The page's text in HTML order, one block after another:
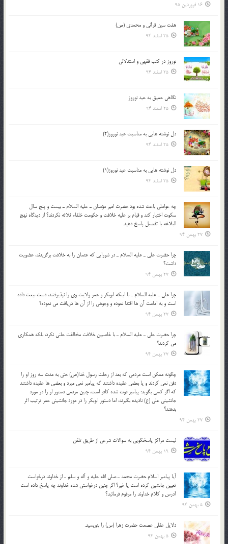
16 فروردین 95
هفت سین قرآنی و محمدی (ص)
25 اسفند 94
نوروز در كتب فقهى و استدلالى‏
25 اسفند 94
نگاهى عميق به عيد نوروز
25 اسفند 94
دل نوشته هایی به مناسبت عید نوروز(2)
25 اسفند 94
دل نوشته هایی به مناسبت عید نوروز(1)
25 اسفند 94
چه عواملي باعث شده بود حضرت امير مؤمنان ـ عليه السلام ـ بيست و پنج سال
سکوت اختيار کند و قيام بر عليه خلافت و حکومت خلفاء ثلاثه نکردند؟ از ديدگاه نهج
البلاغه با تفصيل پاسخ دهيد.
27 بهمن 94
چرا حضرت علي ـ عليه السلام ـ در شورايي كه عثمان را به خلافت برگزيدند، عضويت
داشت؟
27 بهمن 94
چرا علي ـ عليه السلام ـ با اينكه ابوبكر و عمر ولايت وي را نپذيرفتند، دست بيعت داده
است و به امامت آن ها اقتدا نموده و وجوهي را از آن ها دريافت مي نموده؟
27 بهمن 94
چرا حضرت علي ـ عليه السلام ـ با غاصبين خلافت مخالفت علني نکرد، بلكه همكاري
مي کردند؟
27 بهمن 94
چگونه ممكن است مردمي كه بعد از رحلت رسول خدا(ص) حتی به مدت سه روز او را
دفن نمي كردند و یا بعضي عقيده داشتند كه پيامبر نمي ميرد و بعضي ها عقيده داشتند
كه اگر كسي بگويد: پيامبر فوت شده كافر است، چنین مردمی دستور او را در مورد
جانشيني علي (ع) ناديده بگيرند، اما دستور ابوبكر را در مورد جانشيني عمر ترتیب اثر
بدهند؟
27 بهمن 94
لیست مراکز پاسخگویی به سوالات شرعی از طریق تلفن
19 بهمن 94
آيا پيامبر اسلام حضرت محمد ـ صلي الله عليه و آله و سلم ـ از خداوند درخواست
تعيين جانشين کرده است يا خير؟ اگر چنين درخواستي شده خداوند چه پاسخ داده است
آدرس و کلام خداوند را مرقوم فرمائيد؟
5 بهمن 94
دلايل عقلي عصمت حضرت زهرا (س) را بنويسيد.
5 بهمن 94